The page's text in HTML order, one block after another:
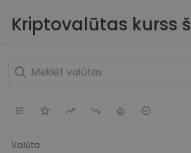
Kriptovalūtas kurss
Valūta